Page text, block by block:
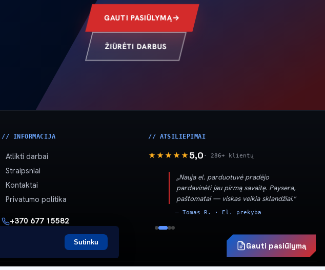
GAUTI PASIŪLYMĄ
ŽIŪRĖTI DARBUS
// INFORMACIJA
Atlikti darbai
Straipsniai
Kontaktai
Privatumo politika
+370 677 15582
info@kokybiskasvetaine.lt
// ATSILIEPIMAI
★★★★★5,0 · 286+ klientų
„Nauja el. parduotuvė pradėjo
pardavinėti jau pirmą savaitę. Paysera,
paštomatai — viskas veikia sklandžiai."
— Tomas R. · El. prekyba
Sutinku Gauti pasiūlymą